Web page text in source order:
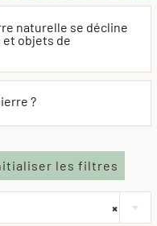
naturelle se décline
et objets de
?
les filtres
×